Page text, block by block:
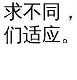
求不同
们适应。